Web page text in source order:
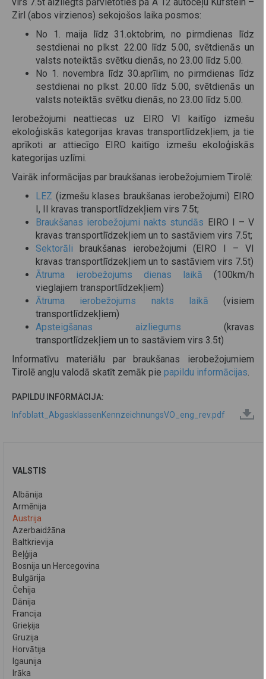
virs 7.5t aizliegts pārvietoties pa A 12 autoceļu Kufstein –
Zirl (abos virzienos) sekojošos laika posmos:
No 1. maija līdz 31.oktobrim, no pirmdienas līdz
sestdienai no plkst. 22.00 līdz 5.00, svētdienās un
valsts noteiktās svētku dienās, no 23.00 līdz 5.00.
No 1. novembra līdz 30.aprīlim, no pirmdienas līdz
sestdienai no plkst. 20.00 līdz 5.00, svētdienās un
valsts noteiktās svētku dienās, no 23.00 līdz 5.00.
Ierobežojumi neattiecas uz EIRO VI kaitīgo izmešu
ekoloģiskās kategorijas kravas transportlīdzekļiem, ja tie
aprīkoti ar attiecīgo EIRO kaitīgo izmešu ekoloģiskās
kategorijas uzlīmi.
Vairāk informācijas par braukšanas ierobežojumiem Tirolē:
LEZ (izmešu klases braukšanas ierobežojumi) EIRO
I, II kravas transportlīdzekļiem virs 7.5t;
Braukšanas ierobežojumi nakts stundās EIRO I – V
kravas transportlīdzekļiem un to sastāviem virs 7.5t;
Sektorāli braukšanas ierobežojumi (EIRO I – VI
kravas transportlīdzekļiem un to sastāviem virs 7.5t)
Ātruma ierobežojums dienas laikā (100km/h
vieglajiem transportlīdzekļiem)
Ātruma ierobežojums nakts laikā (visiem
transportlīdzekļiem)
Apsteigšanas aizliegums (kravas
transportlīdzekļiem un to sastāviem virs 3.5t)
Informatīvu materiālu par braukšanas ierobežojumiem
Tirolē angļu valodā skatīt zemāk pie papildu informācijas.
PAPILDU INFORMĀCIJA:
Infoblatt_AbgasklassenKennzeichnungsVO_eng_rev.pdf
VALSTIS
Albānija
Armēnija
Austrija
Azerbaidžāna
Baltkrievija
Beļģija
Bosnija un Hercegovina
Bulgārija
Čehija
Dānija
Francija
Grieķija
Gruzija
Horvātija
Igaunija
Irāka